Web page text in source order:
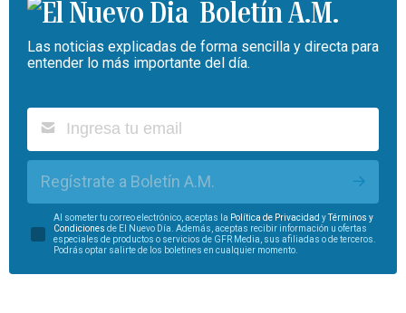
Boletín A.M.
Las noticias explicadas de forma sencilla y directa para
entender lo más importante del día.
Regístrate a Boletín A.M.
Al someter tu correo electrónico, aceptas la Política de Privacidad yTérminos y
Condiciones de El Nuevo Día. Además, aceptas recibir información u ofertas
especiales de productos o servicios de GFR Media, sus afiliadas o de terceros.
Podrás optar salirte de los boletines en cualquier momento.